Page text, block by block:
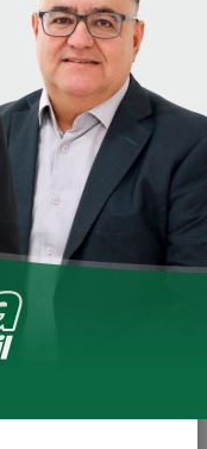
na data de hoje,
Toninho
acompanhar
por meio de seu
obras de
estão sendo